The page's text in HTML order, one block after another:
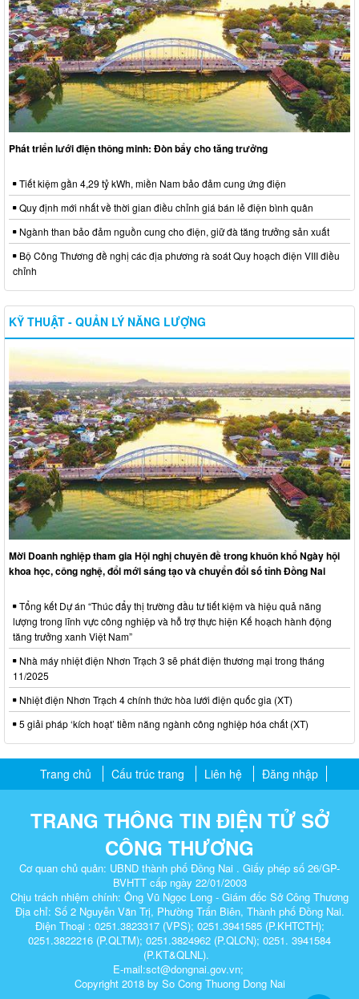
Phát triển lưới điện thông minh: Đòn bẩy cho tăng trưởng
Tiết kiệm gần 4,29 tỷ kWh, miền Nam bảo đảm cung ứng điện
Quy định mới nhất về thời gian điều chỉnh giá bán lẻ điện bình quân
Ngành than bảo đảm nguồn cung cho điện, giữ đà tăng trưởng sản xuất
Bộ Công Thương đề nghị các địa phương rà soát Quy hoạch điện VIII điều
chỉnh
KỸ THUẬT - QUẢN LÝ NĂNG LƯỢNG
Mời Doanh nghiệp tham gia Hội nghị chuyên đề trong khuôn khổ Ngày hội
khoa học, công nghệ, đổi mới sáng tạo và chuyển đổi số tỉnh Đồng Nai
Tổng kết Dự án “Thúc đẩy thị trường đầu tư tiết kiệm và hiệu quả năng
lượng trong lĩnh vực công nghiệp và hỗ trợ thực hiện Kế hoạch hành động
tăng trưởng xanh Việt Nam”
Nhà máy nhiệt điện Nhơn Trạch 3 sẽ phát điện thương mại trong tháng
11/2025
Nhiệt điện Nhơn Trạch 4 chính thức hòa lưới điện quốc gia (XT)
5 giải pháp ‘kích hoạt’ tiềm năng ngành công nghiệp hóa chất (XT)
Trang chủ Cấu trúc trang Liên hệ Đăng nhập
TRANG THÔNG TIN ĐIỆN TỬ SỞ
CÔNG THƯƠNG
Cơ quan chủ quản: UBND thành phố Đồng Nai . Giấy phép số 26/GP-
BVHTT cấp ngày 22/01/2003
Chịu trách nhiệm chính: Ông Vũ Ngọc Long - Giám đốc Sở Công Thương
Địa chỉ: Số 2 Nguyễn Văn Trị, Phường Trấn Biên, Thành phố Đồng Nai.
Điện Thoại : 0251.3823317 (VPS); 0251.3941585 (P.KHTCTH);
0251.3822216 (P.QLTM); 0251.3824962 (P.QLCN); 0251. 3941584
(P.KT&QLNL).
E-mail:sct@dongnai.gov.vn;
Copyright 2018 by So Cong Thuong Dong Nai​